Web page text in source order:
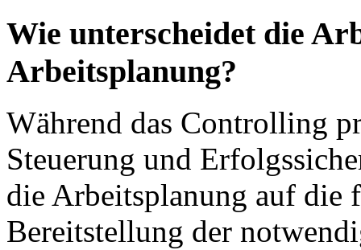
Wie unterscheidet die
Arbeitsplanung?
Während das Controlling
Steuerung und
die Arbeitsplanung auf die
Bereitstellung der